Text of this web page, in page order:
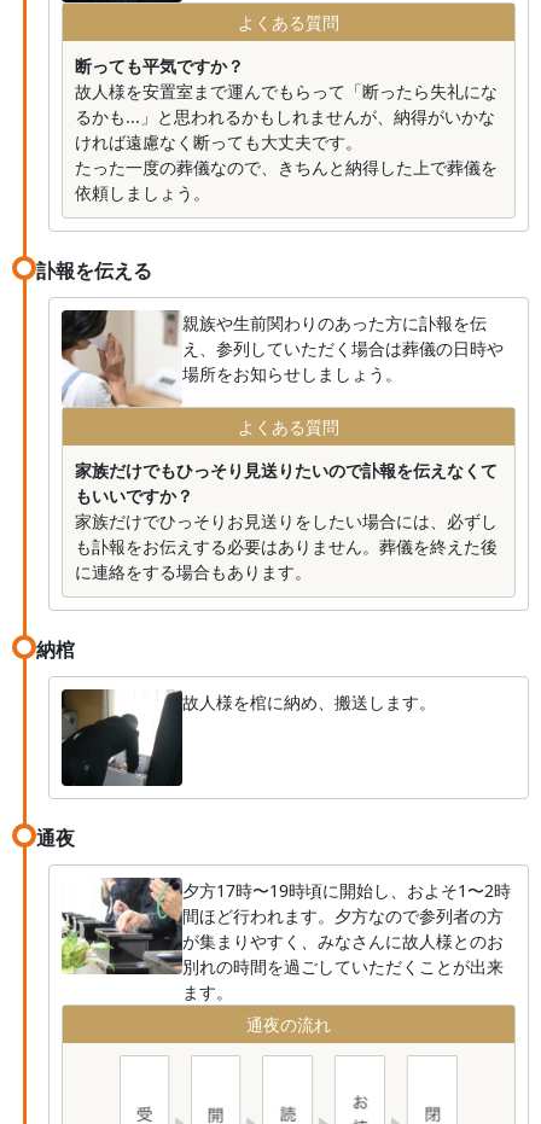
よくある質問
断っても平気ですか？
故人様を安置室まで運んでもらって「断ったら失礼にな
るかも...」と思われるかもしれませんが、納得がいかな
ければ遠慮なく断っても大丈夫です。
たった一度の葬儀なので、きちんと納得した上で葬儀を
依頼しましょう。
訃報を伝える
親族や生前関わりのあった方に訃報を伝
え、参列していただく場合は葬儀の日時や
場所をお知らせしましょう。
よくある質問
家族だけでもひっそり見送りたいので訃報を伝えなくて
もいいですか？
家族だけでひっそりお見送りをしたい場合には、必ずし
も訃報をお伝えする必要はありません。葬儀を終えた後
に連絡をする場合もあります。
納棺
故人様を棺に納め、搬送します。
通夜
夕方17時〜19時頃に開始し、およそ1〜2時
間ほど行われます。夕方なので参列者の方
が集まりやすく、みなさんに故人様とのお
別れの時間を過ごしていただくことが出来
ます。
通夜の流れ